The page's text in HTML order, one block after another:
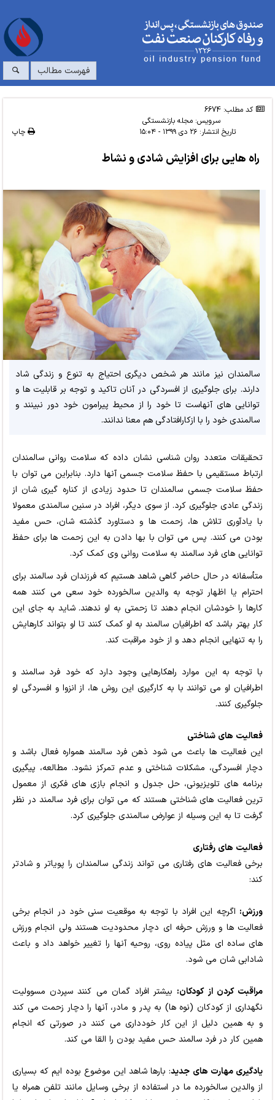
فهرست مطالب
کد مطلب: 6674
سرویس:مجله بازنشستگی
تاریخ انتشار:۲۶ دی ۱۳۹۹ - ۱۵:۰۴ چاپ
راه هایی برای افزایش شادی و نشاط
سالمندان نیز مانند هر شخص دیگری احتیاج به تنوع و زندگی شاد
دارند. برای جلوگیری از افسردگی در آنان تاکید و توجه بر قابلیت ها و
توانایی های آنهاست تا خود را از محیط پیرامون خود دور نبینند و
سالمندی خود را با ازکارافتادگی هم معنا ندانند.
تحقیقات متعدد روان شناسی نشان داده که سلامت روانی سالمندان
ارتباط مستقیمی با حفظ سلامت جسمی آنها دارد. بنابراین می توان با
حفظ سلامت جسمی سالمندان تا حدود زیادی از کناره گیری شان از
زندگی عادی جلوگیری کرد. از سوی دیگر، افراد در سنین سالمندی معمولا
با یادآوری تلاش ها، زحمت ها و دستاورد گذشته شان، حس مفید
بودن می کنند. پس می توان با بها دادن به این زحمت ها برای حفظ
توانایی های فرد سالمند به سلامت روانی وی کمک کرد.
متأسفانه در حال حاضر گاهی شاهد هستیم که فرزندان فرد سالمند برای
احترام یا اظهار توجه به والدین سالخورده خود سعی می کنند همه
کارها را خودشان انجام دهند تا زحمتی به او ندهند. شاید به جای این
کار بهتر باشد که اطرافیان سالمند به او کمک کنند تا او بتواند کارهایش
را به تنهایی انجام دهد و از خود مراقبت کند.
با توجه به این موارد راهکارهایی وجود دارد که خود فرد سالمند و
اطرافیان او می توانند با به کارگیری این روش ها، از انزوا و افسردگی او
جلوگیری کنند.
فعالیت های شناختی
این فعالیت ها باعث می شود ذهن فرد سالمند همواره فعال باشد و
دچار افسردگی، مشکلات شناختی و عدم تمرکز نشود. مطالعه، پیگیری
برنامه های تلویزیونی، حل جدول و انجام بازی های فکری از معمول
ترین فعالیت های شناختی هستند که می توان برای فرد سالمند در نظر
گرفت تا به این وسیله از عوارض سالمندی جلوگیری کرد.
فعالیت های رفتاری
برخی فعالیت های رفتاری می تواند زندگی سالمندان را پویاتر و شادتر
کند:
ورزش: اگرچه این افراد با توجه به موقعیت سنی خود در انجام برخی
فعالیت ها و ورزش حرفه ای دچار محدودیت هستند ولی انجام ورزش
های ساده ای مثل پیاده روی، روحیه آنها را تغییر خواهد داد و باعث
شادابی شان می شود.
مراقبت کردن از کودکان: بیشتر افراد گمان می کنند سپردن مسوولیت
نگهداری از کودکان (نوه ها) به پدر و مادر، آنها را دچار زحمت می کند
و به همین دلیل از این کار خودداری می کنند در صورتی که انجام
همین کار در فرد سالمند حس مفید بودن را القا می کند.
یادگیری مهارت های جدید: بارها شاهد این موضوع بوده ایم که بسیاری
از والدین سالخورده ما در استفاده از برخی وسایل مانند تلفن همراه یا